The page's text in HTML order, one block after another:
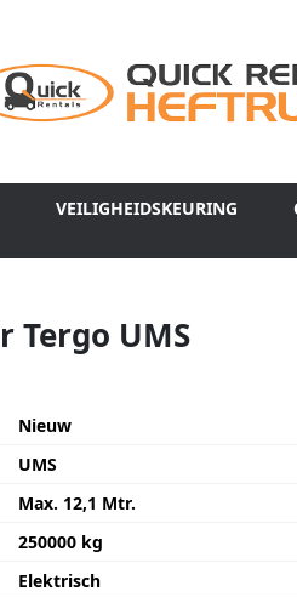
VEILIGHEIDSKEURING
Tergo UMS
Nieuw
UMS
Max. 12,1 Mtr.
250000 kg
Elektrisch